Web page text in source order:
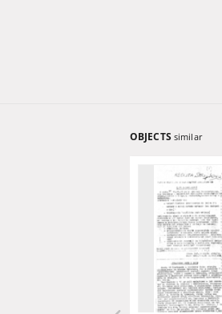
OBJECTS similar